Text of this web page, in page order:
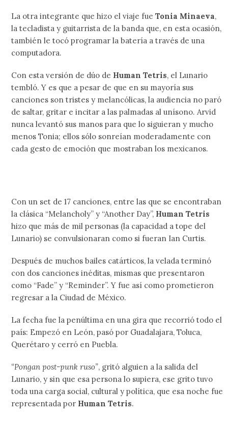
La otra integrante que hizo el viaje fue Tonia Minaeva,
la tecladista y guitarrista de la banda que, en esta ocasión,
también le tocó programar la batería a través de una
computadora.
Con esta versión de dúo de Human Tetris, el Lunario
tembló. Y es que a pesar de que en su mayoría sus
canciones son tristes y melancólicas, la audiencia no paró
de saltar, gritar e incitar a las palmadas al unísono. Arvid
nunca levantó sus manos para que lo siguieran y mucho
menos Tonia; ellos sólo sonreían moderadamente con
cada gesto de emoción que mostraban los mexicanos.
Con un set de 17 canciones, entre las que se encontraban
la clásica “Melancholy” y “Another Day”, Human Tetris
hizo que más de mil personas (la capacidad a tope del
Lunario) se convulsionaran como si fueran Ian Curtis.
Después de muchos bailes catárticos, la velada terminó
con dos canciones inéditas, mismas que presentaron
como “Fade” y “Reminder”. Y fue así como prometieron
regresar a la Ciudad de México.
La fecha fue la penúltima en una gira que recorrió todo el
país: Empezó en León, pasó por Guadalajara, Toluca,
Querétaro y cerró en Puebla.
“Pongan post-punk ruso”, gritó alguien a la salida del
Lunario, y sin que esa persona lo supiera, ese grito tuvo
toda una carga social, cultural y política, que esa noche fue
representada por Human Tetris.